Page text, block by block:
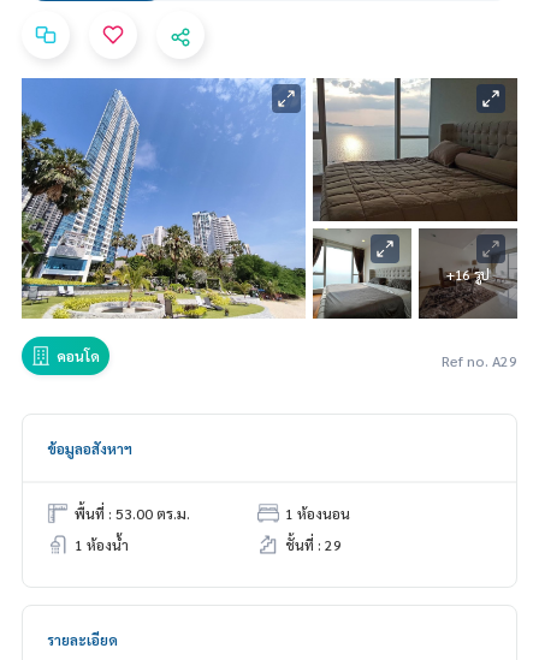
+16 รูป
คอนโด Ref no. A29
ข้อมูลอสังหาฯ
พื้นที่ : 53.00 ตร.ม.
1 ห้องนอน
1 ห้องน้ำ
ชั้นที่ : 29
รายละเอียด